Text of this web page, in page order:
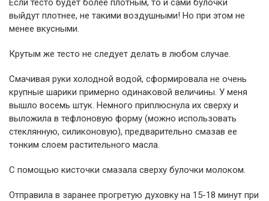
Если тесто будет более плотным, то и сами булочки
выйдут плотнее, не такими воздушными! Но при этом не
менее вкусными.
Крутым же тесто не следует делать в любом случае.
Смачивая руки холодной водой, сформировала не очень
крупные шарики примерно одинаковой величины. У меня
вышло восемь штук. Немного приплюснула их сверху и
выложила в тефлоновую форму (можно использовать
стеклянную, силиконовую), предварительно смазав ее
тонким слоем растительного масла.
С помощью кисточки смазала сверху булочки молоком.
Отправила в заранее прогретую духовку на 15-18 минут при